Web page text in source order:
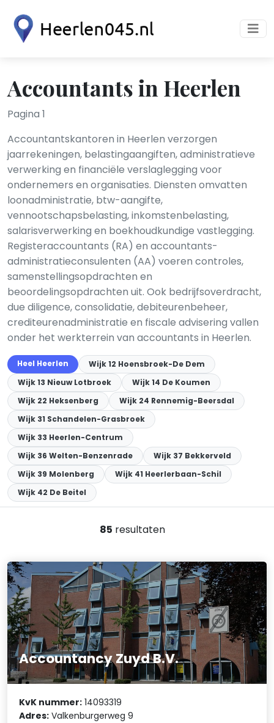
Accountants in Heerlen
Pagina 1
Accountantskantoren in Heerlen verzorgen
jaarrekeningen, belastingaangiften, administratieve
verwerking en financiële verslaglegging voor
ondernemers en organisaties. Diensten omvatten
loonadministratie, btw-aangifte,
vennootschapsbelasting, inkomstenbelasting,
salarisverwerking en boekhoudkundige vastlegging.
Registeraccountants (RA) en accountants-
administratieconsulenten (AA) voeren controles,
samenstellingsopdrachten en
beoordelingsopdrachten uit. Ook bedrijfsoverdracht,
due diligence, consolidatie, debiteurenbeheer,
crediteurenadministratie en fiscale advisering vallen
onder het werkterrein van accountants in Heerlen.
Heel Heerlen
Wijk 12 Hoensbroek-De Dem
Wijk 13 Nieuw Lotbroek
Wijk 14 De Koumen
Wijk 22 Heksenberg
Wijk 24 Rennemig-Beersdal
Wijk 31 Schandelen-Grasbroek
Wijk 33 Heerlen-Centrum
Wijk 36 Welten-Benzenrade
Wijk 37 Bekkerveld
Wijk 39 Molenberg
Wijk 41 Heerlerbaan-Schil
Wijk 42 De Beitel
85 resultaten
Accountancy Zuyd B.V.
KvK nummer: 14093319
Adres: Valkenburgerweg 9